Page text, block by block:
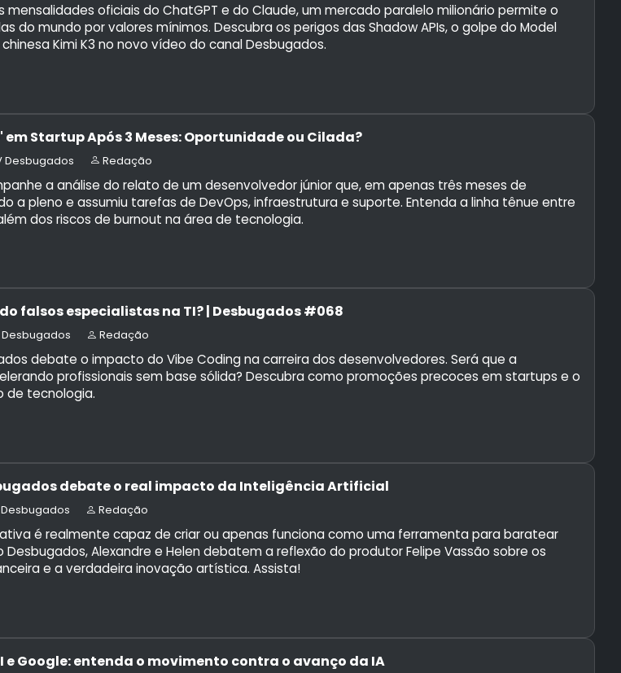
mensalidades oficiais do ChatGPT e do Claude, um mercado paralelo milionário permite o
do mundo por valores mínimos. Descubra os perigos das Shadow APIs, o golpe do Model
Kimi K3 no novo vídeo do canal Desbugados.
em Startup Após 3 Meses: Oportunidade ou Cilada?
Desbugados Redação
a análise do relato de um desenvolvedor júnior que, em apenas três meses de
a pleno e assumiu tarefas de DevOps, infraestrutura e suporte. Entenda a linha tênue entre
dos riscos de burnout na área de tecnologia.
falsos especialistas na TI? | Desbugados #068
Desbugados Redação
debate o impacto do Vibe Coding na carreira dos desenvolvedores. Será que a
profissionais sem base sólida? Descubra como promoções precoces em startups e o
de tecnologia.
debate o real impacto da Inteligência Artificial
Desbugados Redação
é realmente capaz de criar ou apenas funciona como uma ferramenta para baratear
Alexandre e Helen debatem a reflexão do produtor Felipe Vassão sobre os
e a verdadeira inovação artística. Assista!
e Google: entenda o movimento contra o avanço da IA